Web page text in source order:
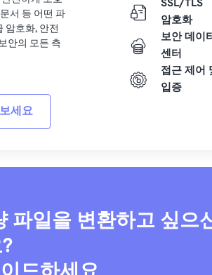
서 등 어떤 파
암호화, 안전
안의 모든 측
세요
SSL/TLS
암호화
보안 데이
센터
접근 제어
입증
파일을 변환하고 싶으